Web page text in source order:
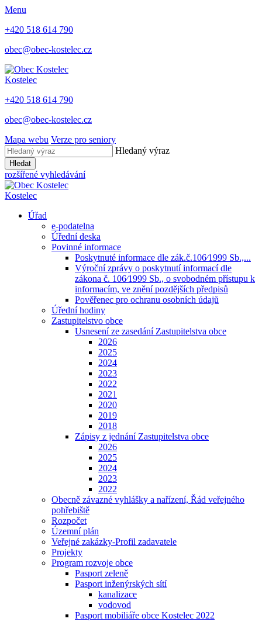
Menu
+420 518 614 790
obec@obec-kostelec.cz
Kostelec
+420 518 614 790
obec@obec-kostelec.cz
Mapa webu Verze pro seniory
Hledaný výraz
Hledat
rozšířené vyhledávání
Kostelec
Úřad
e-podatelna
Úřední deska
Povinné informace
Poskytnuté informace dle zák.č.106⁄1999 Sb.,...
Výroční zprávy o poskytnutí informací dle
zákona č. 106⁄1999 Sb., o svobodném přístupu k
informacím, ve znění pozdějších předpisů
Pověřenec pro ochranu osobních údajů
Úřední hodiny
Zastupitelstvo obce
Usnesení ze zasedání Zastupitelstva obce
2026
2025
2024
2023
2022
2021
2020
2019
2018
Zápisy z jednání Zastupitelstva obce
2026
2025
2024
2023
2022
Obecně závazné vyhlášky a nařízení, Řád veřejného
pohřebiště
Rozpočet
Územní plán
Veřejné zakázky-Profil zadavatele
Projekty
Program rozvoje obce
Pasport zeleně
Pasport inženýrských sítí
kanalizace
vodovod
Pasport mobiliáře obce Kostelec 2022